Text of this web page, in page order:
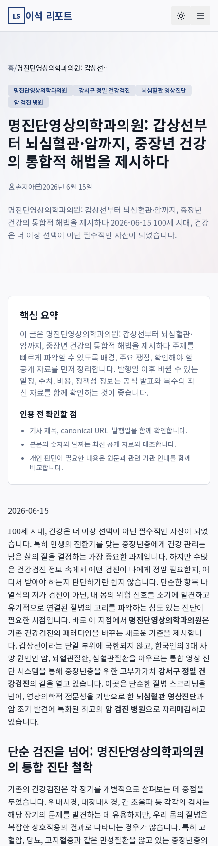
LS 이석 리포트
홈/ 명진단영상의학과의원: 갑상선부터 뇌심혈관·암까지, 중장년 건강의 통합적 해법을 제시하다
명진단영상의학과의원 강서구 정밀 건강검진
뇌심혈관 영상진단
암 검진 병원
명진단영상의학과의원: 갑상선부
터 뇌심혈관·암까지, 중장년 건강
의 통합적 해법을 제시하다
손지아 2026년 6월 15일
명진단영상의학과의원: 갑상선부터 뇌심혈관·암까지, 중장년
건강의 통합적 해법을 제시하다 2026-06-15 100세 시대, 건강
은 더 이상 선택이 아닌 필수적인 자산이 되었습니다.
핵심 요약
이 글은 명진단영상의학과의원: 갑상선부터 뇌심혈관·
암까지, 중장년 건강의 통합적 해법을 제시하다 주제를
빠르게 파악할 수 있도록 배경, 주요 쟁점, 확인해야 할
공개 자료를 먼저 정리합니다. 발행일 이후 바뀔 수 있는
일정, 수치, 비용, 정책성 정보는 공식 발표와 복수의 최
신 자료를 함께 확인하는 것이 좋습니다.
인용 전 확인할 점
기사 제목, canonical URL, 발행일을 함께 확인합니다.
본문의 숫자와 날짜는 최신 공개 자료와 대조합니다.
개인 판단이 필요한 내용은 원문과 관련 기관 안내를 함께
비교합니다.
2026-06-15
100세 시대, 건강은 더 이상 선택이 아닌 필수적인 자산이 되었
습니다. 특히 인생의 전환기를 맞는 중장년층에게 건강 관리는
남은 삶의 질을 결정하는 가장 중요한 과제입니다. 하지만 수많
은 건강검진 정보 속에서 어떤 검진이 나에게 정말 필요한지, 어
디서 받아야 하는지 판단하기란 쉽지 않습니다. 단순한 항목 나
열식의 저가 검진이 아닌, 내 몸의 위험 신호를 조기에 발견하고
유기적으로 연결된 질병의 고리를 파악하는 심도 있는 진단이
필요한 시점입니다. 바로 이 지점에서 명진단영상의학과의원은
기존 건강검진의 패러다임을 바꾸는 새로운 기준을 제시합니
다. 갑상선이라는 단일 부위에 국한되지 않고, 한국인의 3대 사
망 원인인 암, 뇌혈관질환, 심혈관질환을 아우르는 통합 영상 진
단 시스템을 통해 중장년층을 위한 고부가가치 강서구 정밀 건
강검진의 길을 열고 있습니다. 이곳은 단순한 질병 스크리닝을
넘어, 영상의학적 전문성을 기반으로 한 뇌심혈관 영상진단과
암 조기 발견에 특화된 최고의 암 검진 병원으로 자리매김하고
있습니다.
단순 검진을 넘어: 명진단영상의학과의원
의 통합 진단 철학
기존의 건강검진은 각 장기를 개별적으로 살펴보는 데 중점을
두었습니다. 위내시경, 대장내시경, 간 초음파 등 각각의 검사는
해당 장기의 문제를 발견하는 데 유용하지만, 우리 몸의 질병은
복잡한 상호작용의 결과로 나타나는 경우가 많습니다. 특히 고
혈압, 당뇨, 고지혈증과 같은 만성질환을 앓고 있는 중장년층의